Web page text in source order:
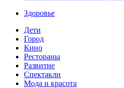
Здоровье
Дети
Город
Кино
Рестораны
Развитие
Спектакли
Мода и красота